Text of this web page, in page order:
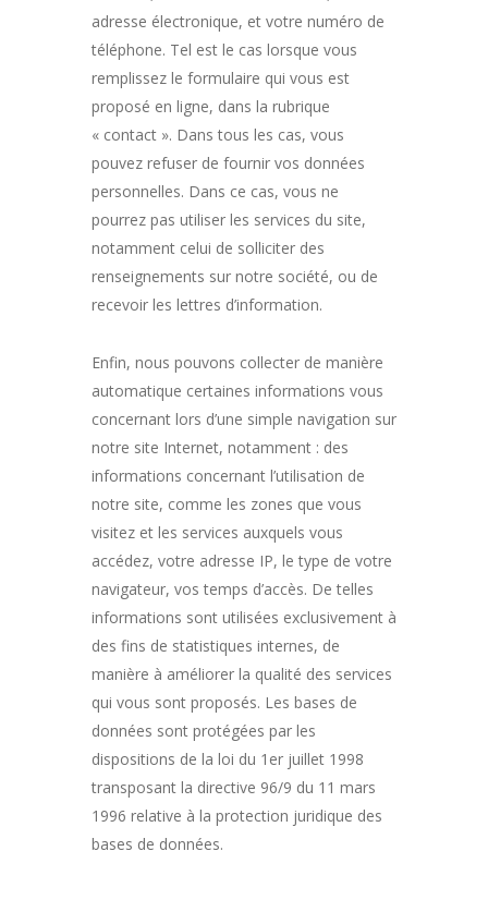
adresse électronique, et votre numéro de
téléphone. Tel est le cas lorsque vous
remplissez le formulaire qui vous est
proposé en ligne, dans la rubrique
« contact ». Dans tous les cas, vous
pouvez refuser de fournir vos données
personnelles. Dans ce cas, vous ne
pourrez pas utiliser les services du site,
notamment celui de solliciter des
renseignements sur notre société, ou de
recevoir les lettres d’information.
Enfin, nous pouvons collecter de manière
automatique certaines informations vous
concernant lors d’une simple navigation sur
notre site Internet, notamment : des
informations concernant l’utilisation de
notre site, comme les zones que vous
visitez et les services auxquels vous
accédez, votre adresse IP, le type de votre
navigateur, vos temps d’accès. De telles
informations sont utilisées exclusivement à
des fins de statistiques internes, de
manière à améliorer la qualité des services
qui vous sont proposés. Les bases de
données sont protégées par les
dispositions de la loi du 1er juillet 1998
transposant la directive 96/9 du 11 mars
1996 relative à la protection juridique des
bases de données.